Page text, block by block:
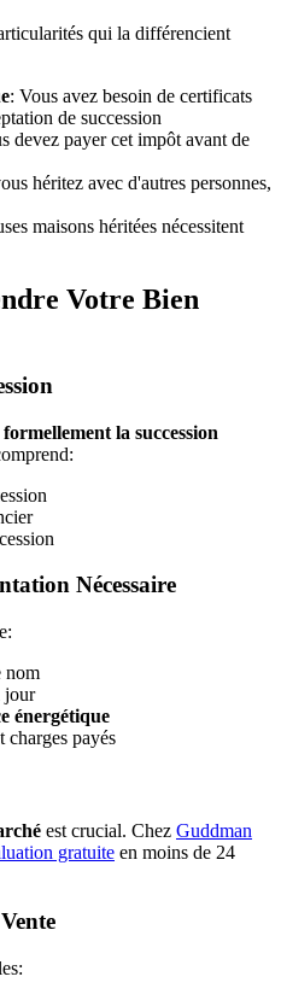
qui la différencient
: Vous avez besoin de certificats
de succession
devez payer cet impôt avant de
héritez avec d'autres personnes,
maisons héritées nécessitent
Votre Bien
la succession
Nécessaire
nom
jour
énergétique
charges payés
est crucial. Chez Guddman
gratuite en moins de 24